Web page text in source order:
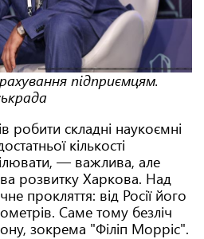
підприємцям.
робити складні наукоємні
кількості
— важлива, але
розвитку Харкова. Над
прокляття: від Росії його
Саме тому безліч
зокрема "Філіп Морріс".